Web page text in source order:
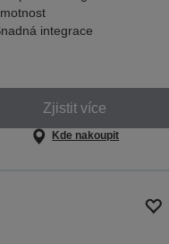
integrace
Zjistit více
Kde nakoupit